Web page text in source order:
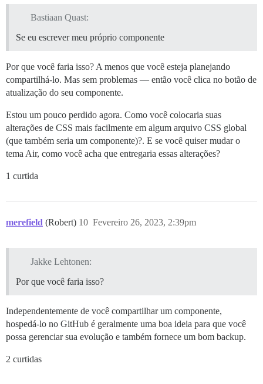
Bastiaan Quast:
Se eu escrever meu próprio componente
Por que você faria isso? A menos que você esteja planejando
compartilhá-lo. Mas sem problemas — então você clica no botão de
atualização do seu componente.
Estou um pouco perdido agora. Como você colocaria suas
alterações de CSS mais facilmente em algum arquivo CSS global
(que também seria um componente)?. E se você quiser mudar o
tema Air, como você acha que entregaria essas alterações?
1 curtida
merefield (Robert) Fevereiro 26, 2023, 2:39pm
10
Jakke Lehtonen:
Por que você faria isso?
Independentemente de você compartilhar um componente,
hospedá-lo no GitHub é geralmente uma boa ideia para que você
possa gerenciar sua evolução e também fornece um bom backup.
2 curtidas